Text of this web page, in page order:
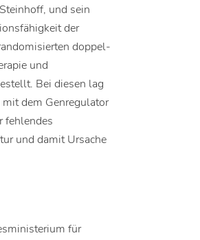
und sein
der
doppel-
und
Bei diesen lag
dem Genregulator
fehlendes
und damit Ursache
für